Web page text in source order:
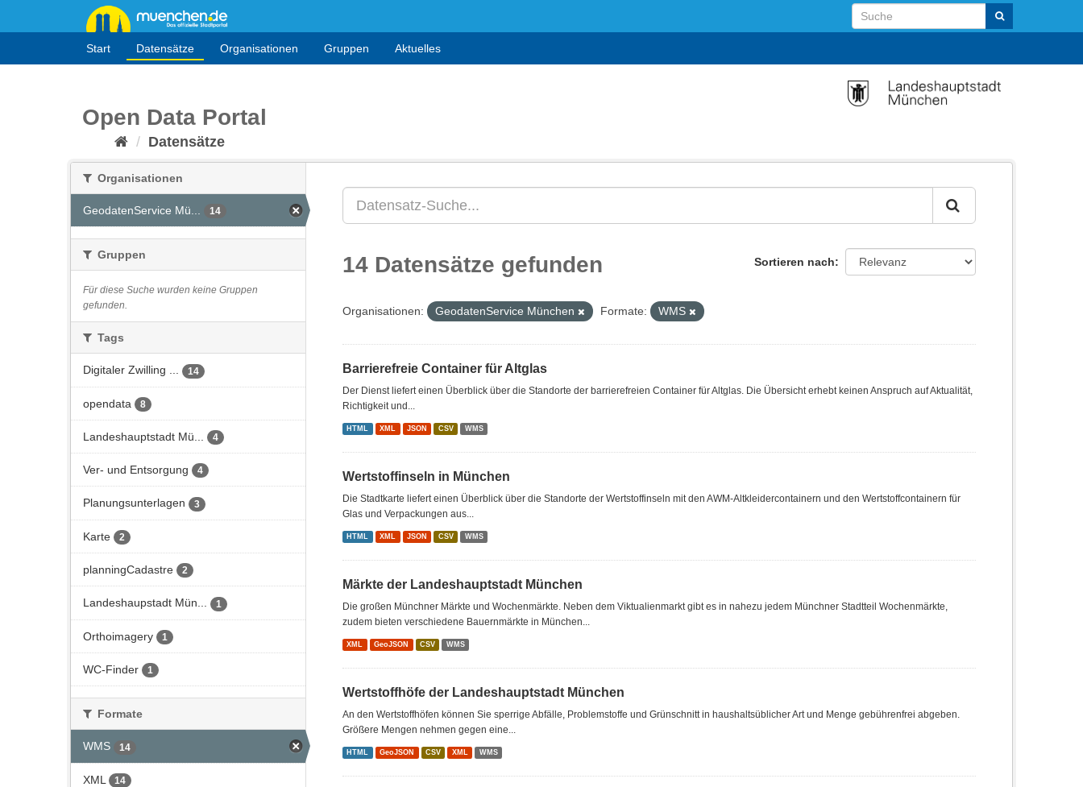
Start Datensätze Organisationen Gruppen Aktuelles
Open Data Portal
Datensätze
Organisationen
GeodatenService Mü... 14
Gruppen
Für diese Suche wurden keine Gruppen
gefunden.
Tags
Digitaler Zwilling ... 14
opendata 8
Landeshauptstadt Mü... 4
Ver- und Entsorgung 4
Planungsunterlagen 3
Karte 2
planningCadastre 2
Landeshaupstadt Mün... 1
Orthoimagery 1
WC-Finder 1
Formate
WMS 14
XML 14
Sortieren nach
14 Datensätze gefunden
Organisationen: GeodatenService München Formate: WMS
Barrierefreie Container für Altglas
Der Dienst liefert einen Überblick über die Standorte der barrierefreien Container für Altglas. Die Übersicht erhebt keinen Anspruch auf Aktualität,
Richtigkeit und...
HTML XML JSON CSV WMS
Wertstoffinseln in München
Die Stadtkarte liefert einen Überblick über die Standorte der Wertstoffinseln mit den AWM-Altkleidercontainern und den Wertstoffcontainern für
Glas und Verpackungen aus...
HTML XML JSON CSV WMS
Märkte der Landeshauptstadt München
Die großen Münchner Märkte und Wochenmärkte. Neben dem Viktualienmarkt gibt es in nahezu jedem Münchner Stadtteil Wochenmärkte,
zudem bieten verschiedene Bauernmärkte in München...
XML GeoJSON CSV WMS
Wertstoffhöfe der Landeshauptstadt München
An den Wertstoffhöfen können Sie sperrige Abfälle, Problemstoffe und Grünschnitt in haushaltsüblicher Art und Menge gebührenfrei abgeben.
Größere Mengen nehmen gegen eine...
HTML GeoJSON CSV XML WMS